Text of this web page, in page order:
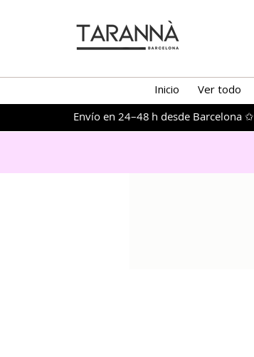
Inicio Ver todo
Envío en 24–48 h desde Barcelona ✩